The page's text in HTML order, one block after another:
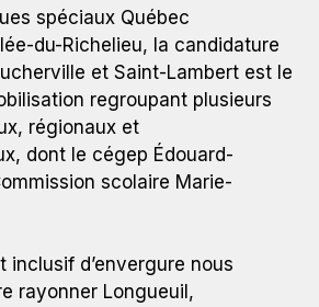
spéciaux Québec
du-Richelieu, la candidature
et Saint-Lambert est le
regroupant plusieurs
régionaux et
dont le cégep Édouard-
scolaire Marie-
inclusif d’envergure nous
rayonner Longueuil,